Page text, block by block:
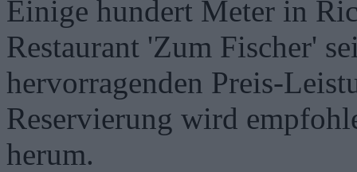
Einige hundert Meter in
Restaurant 'Zum Fischer'
hervorragenden Preis-
Reservierung wird
herum.